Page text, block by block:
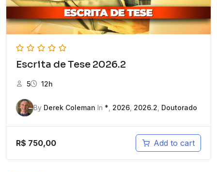
Escrita de Tese 2026.2
5 12h
By Derek Coleman In * 2026 2026.2 Doutorado
R$ 750,00 Add to cart